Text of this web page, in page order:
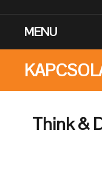
MENU
Think &